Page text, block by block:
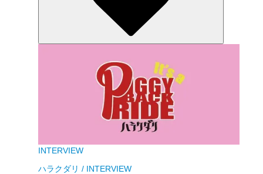
INTERVIEW
ハラクダリ / INTERVIEW